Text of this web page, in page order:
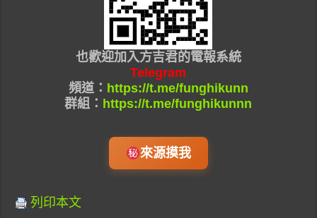
也歡迎加入方吉君的電報系統
Telegram
頻道： https://t.me/funghikunn
群組： https://t.me/funghikunnn
來源摸我
列印本文